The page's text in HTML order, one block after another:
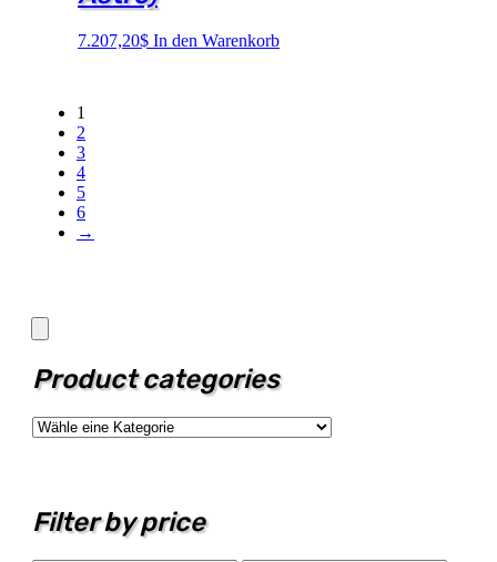
7.207,20$ In den Warenkorb
1
2
3
4
5
6
→
Product categories
Filter by price